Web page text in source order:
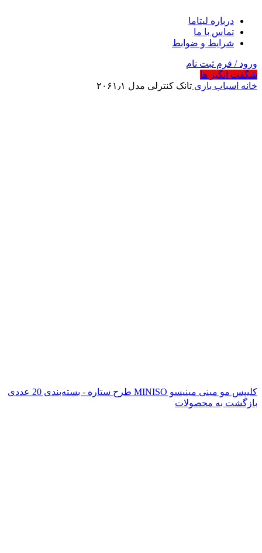
درباره لیتاما
تماس با ما
شرایط و ضوابط
ورود / فرم ثبت نام
شگفت انگیز ها
خانه اسباب بازی تانک کنترلی مدل ۲۰۶۱٫۱
کلیپس مو مینی مینیسو MINISO طرح ستاره - بسته‌بندی 20 عددی
بازگشت به محصولات